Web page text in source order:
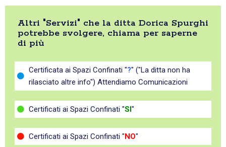
Altri "Servizi" che la ditta Dorica Spurghi
potrebbe svolgere, chiama per saperne
di più
Certificata ai Spazi Confinati "?" ("La ditta non ha
rilasciato altre info") Attendiamo Comunicazioni
Certificati ai Spazi Confinati "SI "
Certificati ai Spazi Confinati " NO"